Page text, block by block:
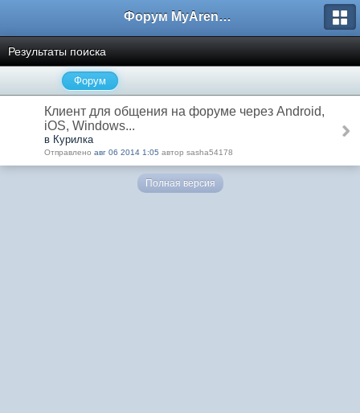
Форум MyArena.ru
Результаты поиска
Форум
Клиент для общения на форуме через Android,
iOS, Windows...
в Курилка
Отправлено авг 06 2014 1:05 автор sasha54178
Полная версия